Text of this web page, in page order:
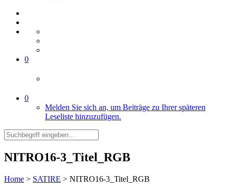
0
0
Melden Sie sich an, um Beiträge zu Ihrer späteren
Leseliste hinzuzufügen.
NITRO16-3_Titel_RGB
Home > SATIRE > NITRO16-3_Titel_RGB